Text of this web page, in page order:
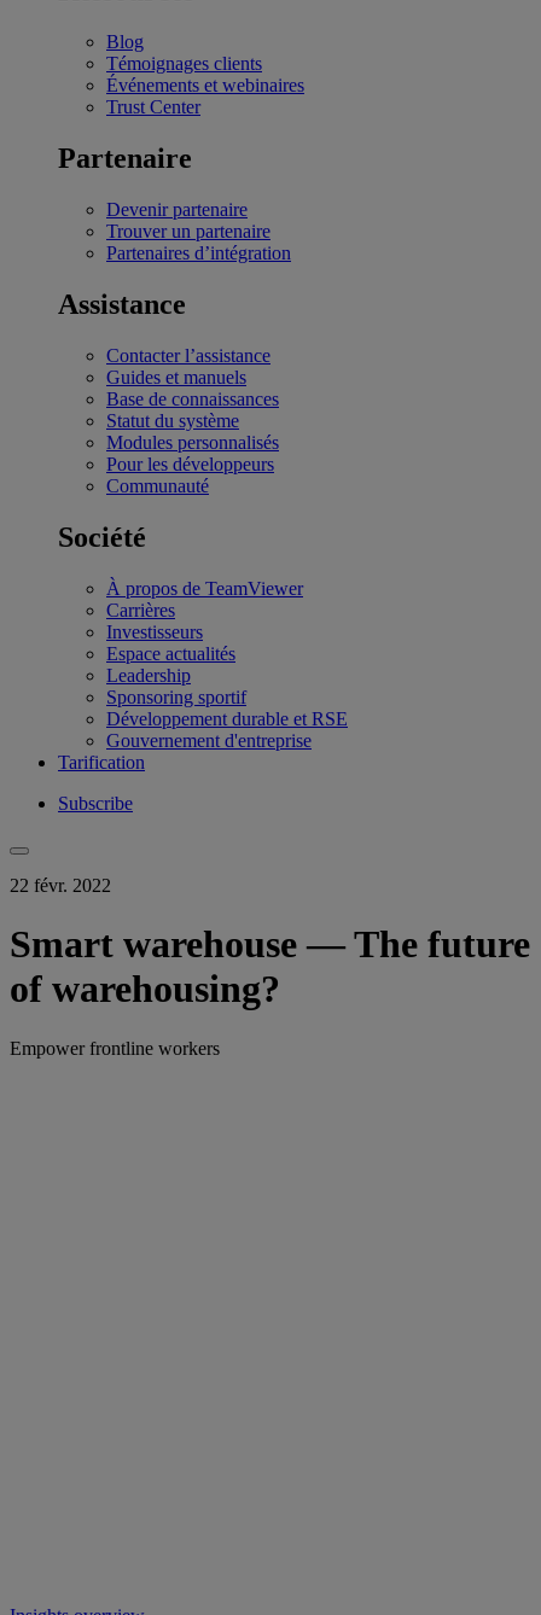
Blog
Témoignages clients
Événements et webinaires
Trust Center
Partenaire
Devenir partenaire
Trouver un partenaire
Partenaires d’intégration
Assistance
Contacter l’assistance
Guides et manuels
Base de connaissances
Statut du système
Modules personnalisés
Pour les développeurs
Communauté
Société
À propos de TeamViewer
Carrières
Investisseurs
Espace actualités
Leadership
Sponsoring sportif
Développement durable et RSE
Gouvernement d'entreprise
Tarification
Subscribe
22 févr. 2022
Smart warehouse — The future
of warehousing?
Empower frontline workers